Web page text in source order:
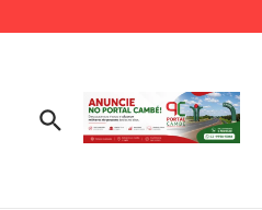
R$ 165 milhões neste
desmatamento na Amazônia